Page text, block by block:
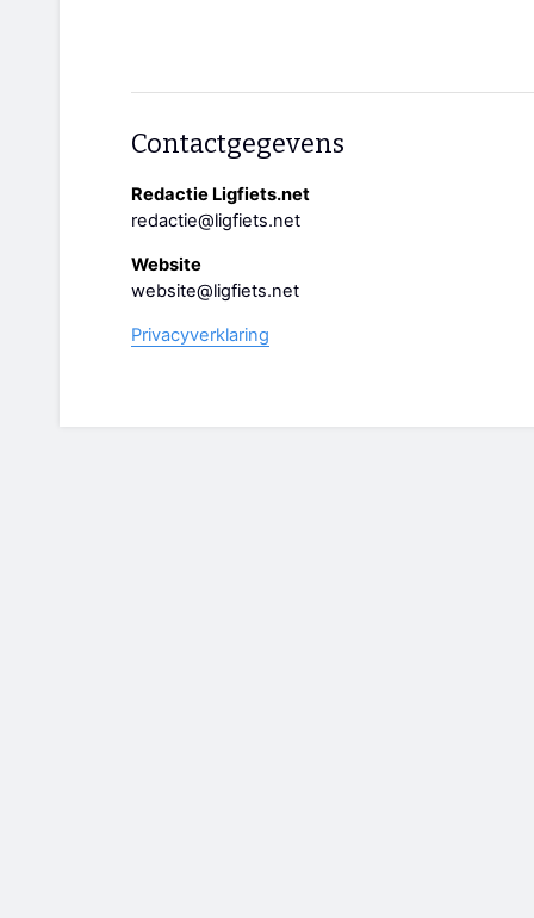
Contactgegevens
Redactie Ligfiets.net
redactie@ligfiets.net
Website
website@ligfiets.net
Privacyverklaring